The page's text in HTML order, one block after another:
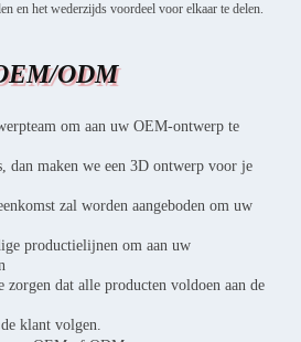
en het wederzijds voordeel voor elkaar te delen.
ODM
om aan uw OEM-ontwerp te
dan maken we een 3D ontwerp voor je
zal worden aangeboden om uw
productielijnen om aan uw
dat alle producten voldoen aan de
klant volgen.